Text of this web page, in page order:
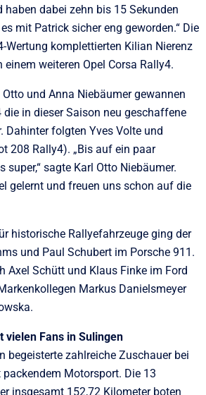
haben dabei zehn bis 15 Sekunden
mit Patrick sicher eng geworden.“ Die
Wertung komplettierten Kilian Nierenz
weiteren Opel Corsa Rally4.
und Anna Niebäumer gewannen
die in dieser Saison neu geschaffene
Dahinter folgten Yves Volte und
208 Rally4). „Bis auf ein paar
super,“ sagte Karl Otto Niebäumer.
gelernt und freuen uns schon auf die
historische Rallyefahrzeuge ging der
und Paul Schubert im Porsche 911.
Axel Schütt und Klaus Finke im Ford
Markus Danielsmeyer
vielen Fans in Sulingen
begeisterte zahlreiche Zuschauer bei
Motorsport. Die 13
insgesamt 152,72 Kilometer boten